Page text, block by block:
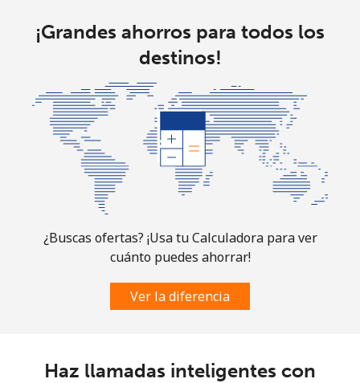
¡Grandes ahorros para todos los
destinos!
¿Buscas ofertas? ¡Usa tu Calculadora para ver
cuánto puedes ahorrar!
Ver la diferencia
Haz llamadas inteligentes con